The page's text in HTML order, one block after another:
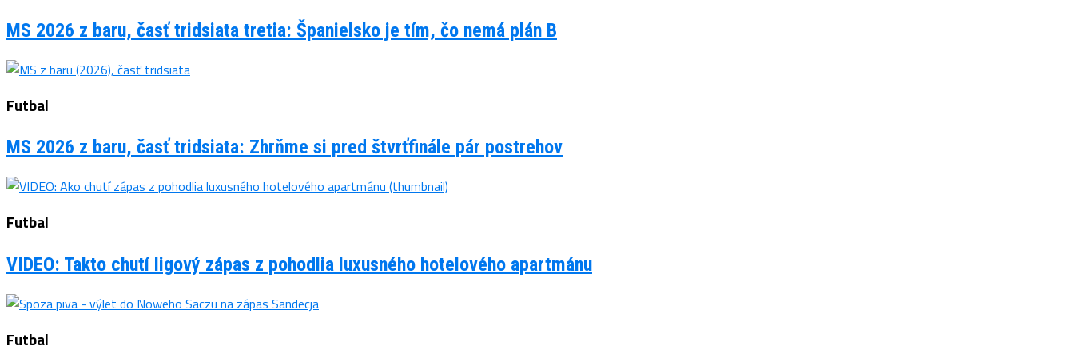
MS 2026 z baru, časť tridsiata tretia: Španielsko je tím, čo nemá plán B
Futbal
MS 2026 z baru, časť tridsiata: Zhrňme si pred štvrťfinále pár postrehov
Futbal
VIDEO: Takto chutí ligový zápas z pohodlia luxusného hotelového apartmánu
Futbal